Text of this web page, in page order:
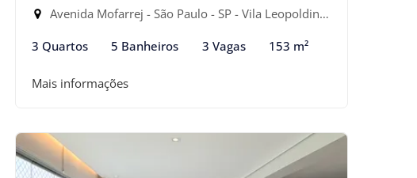
Avenida Mofarrej - São Paulo - SP - Vila Leopoldina, São Paulo-SP
3 Quartos 5 Banheiros 3 Vagas 153 m²
Mais informações